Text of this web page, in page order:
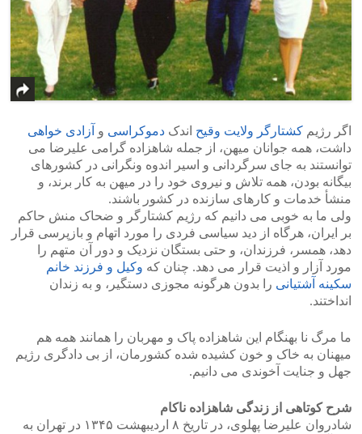
اگر رژیم کشتارگر ولایت وقیح اندک دموکراسی و آزادی خواهی
داشت، همه جوانان میهن، از جمله شاهزاده گرامی علیرضا می
توانستند به جای سرگردانی و اسیر اندوه ونگرانی در کشورهای
بیگانه بودن، همه تلاش و نیروی خود را در میهن به کار برند، و
منشأ خدمات و کارهای سازنده در کشور باشند.
ولی ما به خوبی می دانیم که رژیم کشتارگر و ضحاک منش حاکم
بر ایران، هرگاه از دید سیاسی فردی را مورد اتهام و بازپرسی قرار
دهد، همسر، فرزندان، و حتی بستگان نزدیک و دور آن متهم را
مورد آزار و اذیت قرار می دهد. چنان که وکیل و فرزند خانم
سکینه آشتیانی را بدون هرگونه مجوزی دستگیر، و به زندان
انداختند.
ما مرگ نا بهنگام این شاهزاده پاک و مهربان را همانند همه هم
میهنان به خاک و خون کشیده شده کشورمان، از بی دادگری رژیم
جهل و جنایت آخوندی می دانیم.
شرح کوتاهی از زندگی شاهزاده ناکام
شادروان علیرضا پهلوی، در تاریخ ۸ اردیبهشت ۱۳۴۵ در تهران به